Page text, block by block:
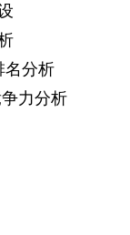
名分析
力分析